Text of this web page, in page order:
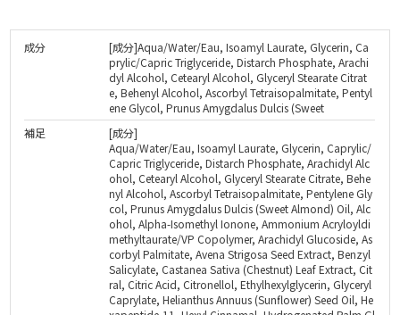
成分
[成分]Aqua/Water/Eau, Isoamyl Laurate, Glycerin, Ca
prylic/Capric Triglyceride, Distarch Phosphate, Arachi
dyl Alcohol, Cetearyl Alcohol, Glyceryl Stearate Citrat
e, Behenyl Alcohol, Ascorbyl Tetraisopalmitate, Pentyl
ene Glycol, Prunus Amygdalus Dulcis (Sweet
補足
[成分]
Aqua/Water/Eau, Isoamyl Laurate, Glycerin, Caprylic/
Capric Triglyceride, Distarch Phosphate, Arachidyl Alc
ohol, Cetearyl Alcohol, Glyceryl Stearate Citrate, Behe
nyl Alcohol, Ascorbyl Tetraisopalmitate, Pentylene Gly
col, Prunus Amygdalus Dulcis (Sweet Almond) Oil, Alc
ohol, Alpha-Isomethyl Ionone, Ammonium Acryloyldi
methyltaurate/VP Copolymer, Arachidyl Glucoside, As
corbyl Palmitate, Avena Strigosa Seed Extract, Benzyl
Salicylate, Castanea Sativa (Chestnut) Leaf Extract, Cit
ral, Citric Acid, Citronellol, Ethylhexylglycerin, Glyceryl
Caprylate, Helianthus Annuus (Sunflower) Seed Oil, He